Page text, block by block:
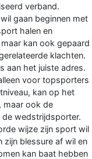
verband.
gaan beginnen met
halen en
kan ook gepaard
klachten.
aan het juiste adres.
voor topsporters
kan op het
maar ook de
de wedstrijdsporter.
wijze zijn sport wil
zijn blessure af wil en
kan baat hebben